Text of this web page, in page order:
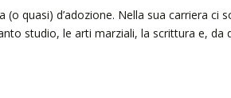
quasi) d’adozione. Nella sua carriera ci
studio, le arti marziali, la scrittura e, da